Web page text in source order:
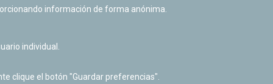
información de forma anónima.
individual.
clique el botón "Guardar preferencias".